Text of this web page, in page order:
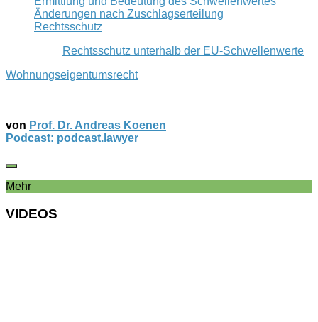
Änderungen nach Zuschlagserteilung
Rechtsschutz
Rechtsschutz unterhalb der EU-Schwellenwerte
Wohnungseigentumsrecht
von Prof. Dr. Andreas Koenen
Podcast: podcast.lawyer
Mehr
VIDEOS